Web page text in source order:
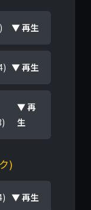
▼ 再生
▼ 再生
▼ 再
生
)
▼ 再生